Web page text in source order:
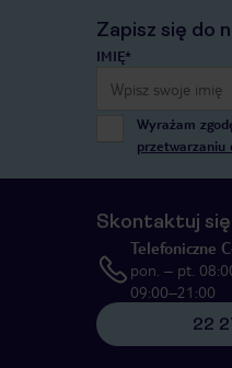
Zapisz się do
IMIĘ*
Wyrażam
przetwarzaniu
Skontaktuj się
Telefoniczne
pon. – pt.
09:00–21:00
22